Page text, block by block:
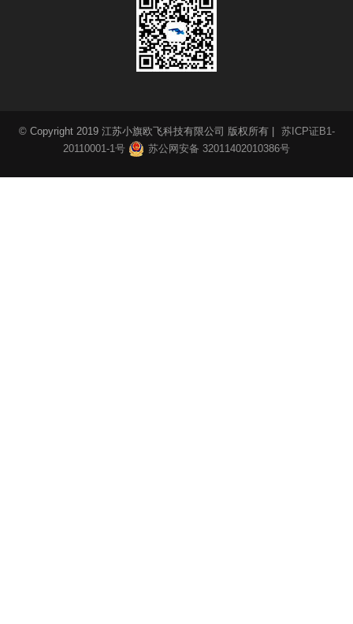
© Copyright 2019 江苏小旗欧飞科技有限公司 版权所有 | 苏ICP证B1-
20110001-1号
苏公网安备 32011402010386号